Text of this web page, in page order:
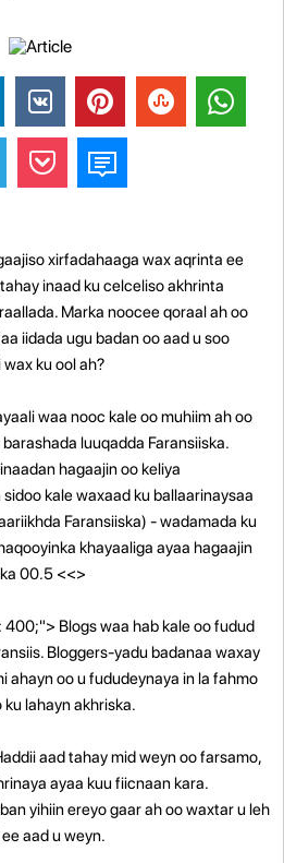
xirfadahaaga wax aqrinta ee
inaad ku celceliso akhrinta
Marka noocee qoraal ah oo
iidada ugu badan oo aad u soo
ku ool ah?
waa nooc kale oo muhiim ah oo
luuqadda Faransiiska.
hagaajin oo keliya
kale waxaad ku ballaarinaysaa
Faransiiska) - wadamada ku
khayaaliga ayaa hagaajin
00.5 <<>
Blogs waa hab kale oo fudud
Bloggers-yadu badanaa waxay
ahayn oo u fududeynaya in la fahmo
lahayn akhriska.
aad tahay mid weyn oo farsamo,
ayaa kuu fiicnaan kara.
yihiin ereyo gaar ah oo waxtar u leh
aad u weyn.